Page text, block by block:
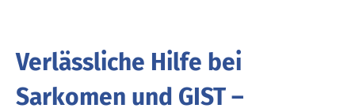
Verlässliche Hilfe bei
Sarkomen und GIST –